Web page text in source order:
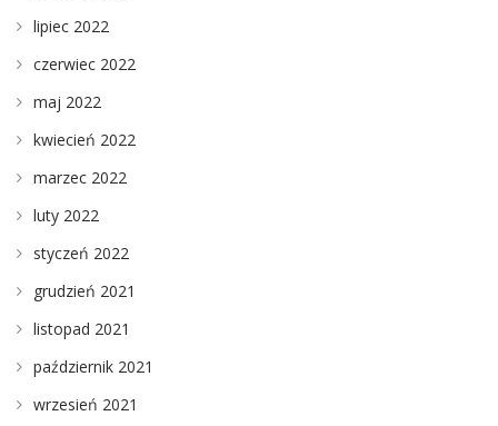
lipiec 2022
czerwiec 2022
maj 2022
kwiecień 2022
marzec 2022
luty 2022
styczeń 2022
grudzień 2021
listopad 2021
październik 2021
wrzesień 2021